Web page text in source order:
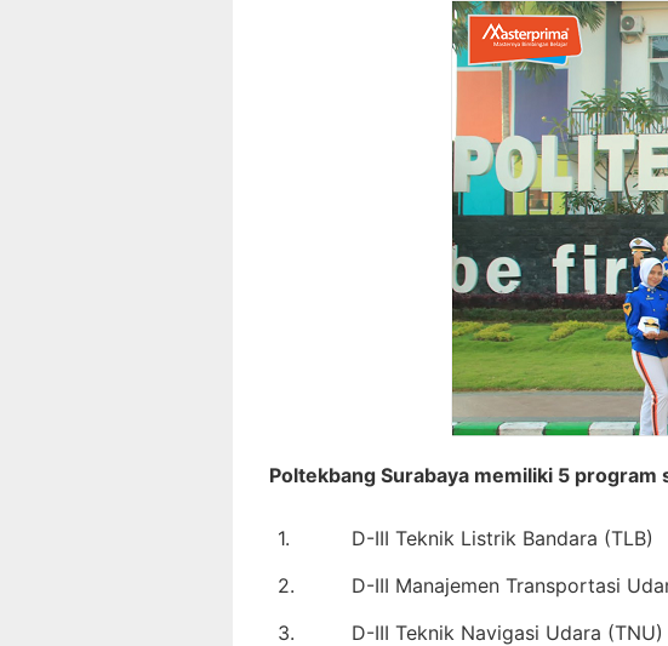
Poltekbang Surabaya memiliki 5 program
1.
D-III Teknik Listrik Bandara (TLB)
2.
D-III Manajemen Transportasi
3.
D-III Teknik Navigasi Udara (TNU)